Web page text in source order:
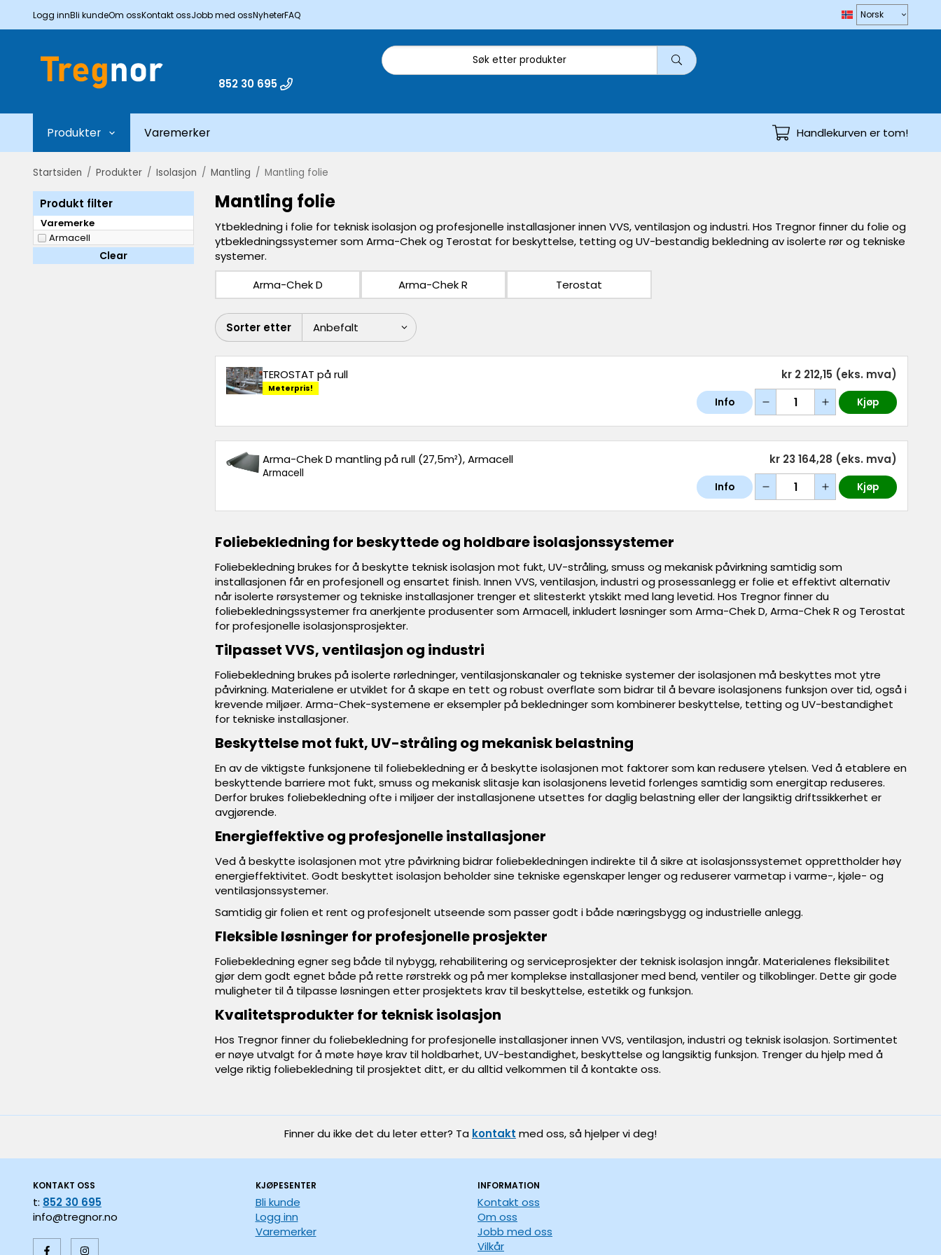
Logg innBli kundeOm ossKontakt ossJobb med ossNyheterFAQ
852 30 695
Produkter Varemerker Handlekurven er tom!
Startsiden / Produkter / Isolasjon / Mantling / Mantling folie
Produkt filter
Varemerke
Armacell
Clear
Mantling folie
Ytbekledning i folie for teknisk isolasjon og profesjonelle installasjoner innen VVS, ventilasjon og industri. Hos Tregnor finner du folie og
ytbekledningssystemer som Arma-Chek og Terostat for beskyttelse, tetting og UV-bestandig bekledning av isolerte rør og tekniske
systemer.
Arma-Chek D
Arma-Chek R Terostat
Sorter etter
TEROSTAT på rull
Meterpris!
kr 2 212,15 (eks. mva)
Info Kjøp
Arma-Chek D mantling på rull (27,5m²), Armacell
Armacell
kr 23 164,28 (eks. mva)
Info Kjøp
Foliebekledning for beskyttede og holdbare isolasjonssystemer
Foliebekledning brukes for å beskytte teknisk isolasjon mot fukt, UV-stråling, smuss og mekanisk påvirkning samtidig som
installasjonen får en profesjonell og ensartet finish. Innen VVS, ventilasjon, industri og prosessanlegg er folie et effektivt alternativ
når isolerte rørsystemer og tekniske installasjoner trenger et slitesterkt ytskikt med lang levetid. Hos Tregnor finner du
foliebekledningssystemer fra anerkjente produsenter som Armacell, inkludert løsninger som Arma-Chek D, Arma-Chek R og Terostat
for profesjonelle isolasjonsprosjekter.
Tilpasset VVS, ventilasjon og industri
Foliebekledning brukes på isolerte rørledninger, ventilasjonskanaler og tekniske systemer der isolasjonen må beskyttes mot ytre
påvirkning. Materialene er utviklet for å skape en tett og robust overflate som bidrar til å bevare isolasjonens funksjon over tid, også i
krevende miljøer. Arma-Chek-systemene er eksempler på bekledninger som kombinerer beskyttelse, tetting og UV-bestandighet
for tekniske installasjoner.
Beskyttelse mot fukt, UV-stråling og mekanisk belastning
En av de viktigste funksjonene til foliebekledning er å beskytte isolasjonen mot faktorer som kan redusere ytelsen. Ved å etablere en
beskyttende barriere mot fukt, smuss og mekanisk slitasje kan isolasjonens levetid forlenges samtidig som energitap reduseres.
Derfor brukes foliebekledning ofte i miljøer der installasjonene utsettes for daglig belastning eller der langsiktig driftssikkerhet er
avgjørende.
Energieffektive og profesjonelle installasjoner
Ved å beskytte isolasjonen mot ytre påvirkning bidrar foliebekledningen indirekte til å sikre at isolasjonssystemet opprettholder høy
energieffektivitet. Godt beskyttet isolasjon beholder sine tekniske egenskaper lenger og reduserer varmetap i varme-, kjøle- og
ventilasjonssystemer.
Samtidig gir folien et rent og profesjonelt utseende som passer godt i både næringsbygg og industrielle anlegg.
Fleksible løsninger for profesjonelle prosjekter
Foliebekledning egner seg både til nybygg, rehabilitering og serviceprosjekter der teknisk isolasjon inngår. Materialenes fleksibilitet
gjør dem godt egnet både på rette rørstrekk og på mer komplekse installasjoner med bend, ventiler og tilkoblinger. Dette gir gode
muligheter til å tilpasse løsningen etter prosjektets krav til beskyttelse, estetikk og funksjon.
Kvalitetsprodukter for teknisk isolasjon
Hos Tregnor finner du foliebekledning for profesjonelle installasjoner innen VVS, ventilasjon, industri og teknisk isolasjon. Sortimentet
er nøye utvalgt for å møte høye krav til holdbarhet, UV-bestandighet, beskyttelse og langsiktig funksjon. Trenger du hjelp med å
velge riktig foliebekledning til prosjektet ditt, er du alltid velkommen til å kontakte oss.
Finner du ikke det du leter etter? Ta kontakt med oss, så hjelper vi deg!
KONTAKT OSS
t: 852 30 695
info@tregnor.no
KJØPESENTER
Bli kunde
Logg inn
Varemerker
INFORMATION
Kontakt oss
Om oss
Jobb med oss
Vilkår